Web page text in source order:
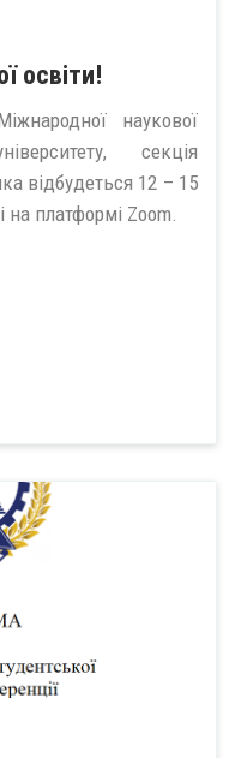
освіти!
наукової
секція
відбудеться 12 – 15
на платформі Zoom.